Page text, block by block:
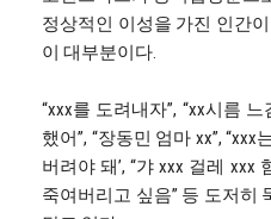
정상적인 이성을 가진 인간
이 대부분이다.
“xxx를 도려내자”, “xx시름
했어”, “장동민 엄마 xx”,
버려야 돼’, “갸 xxx 걸레 xxx
죽여버리고 싶음” 등 도저히